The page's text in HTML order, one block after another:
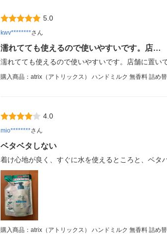
5.0
kwv********さん
濡れてても使えるので使いやすいです。店…
濡れてても使えるので使いやすいです。店舗に置い
購入商品：atrix（アトリックス） ハンドミルク 無香料 詰め
4.0
mio********さん
ベタベタしない
着け心地が良く、すぐに水を使えるところと、ベタ
購入商品：atrix（アトリックス） ハンドミルク 無香料 詰め